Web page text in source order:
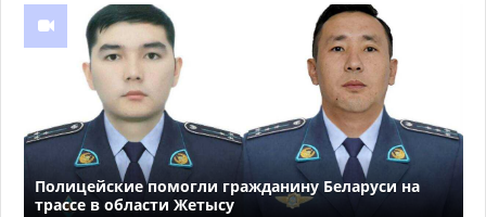
Полицейские помогли гражданину Беларуси на
трассе в области Жетысу